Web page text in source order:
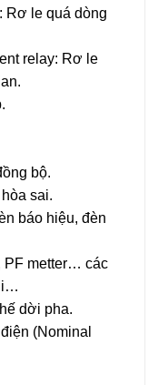
Rơ le quá dòng
relay: Rơ le
bộ.
sai.
báo hiệu, đèn
PF metter… các
dời pha.
(Nominal